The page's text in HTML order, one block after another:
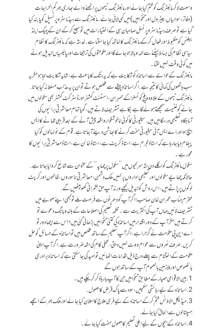
وسعت لاکر مانیٹرنگ کو ختم کیا جائے اور مانیٹرنگ ٹیموں پر اٹھنے والے بھاری بھر کم اخراجات
(دفاتر، سواریاں ، پیٹرول اور تنخواہیں) میں کمی لائی جائے. مانیٹرنگ سے ہیڈ ماسٹر و پرنسپل کو پابند کیا
گیا ہے تو صرف ہیڈ ماسٹر و پرنسل صاحبان ہی کے اختیارات میں توسیع کر کے ان کے چیک اینڈ
بیلنس کو مظبوط اور فعال کرکے مانیٹرنگ کا خاتمہ کیا جا سکتا ہے. خدشہ ہے کہ مانیٹرنگ کا نظام
سیاسی نظام کی بساط لپٹنے سے تہہ و بالا ہو جائے گا اور حکومتوں کی ترجیحات اور پالیسیاں تبدیل ہونے
میں کوئی وقت نہیں لگتا۔
مانیٹرنگ کے حوالے سے اساتذہ کو شکایت ہے کہ یہ ہتک کا باعث ہے، شاید شکایت بجا ہو مگر یہ
سب ہاتھوں کی کمائی کا نتیجہ ہے. اگر اساتذہ پیشے سے مخلص ہوتے تو ان پر یہ عذاب مسلط نہ کیا جاتا.
مانیٹرنگ ٹیموں کے علاوہ ویلج کونسلز کے ممبران، اسسٹنٹ کمشنر اور ڈسٹرکٹ کمشنر بھی سکولوں میں
جانے کو غنیمت سمجھتے ہوئے گاہے بگاہے تشریف لاتے ہیں،گویا تمام معاشرتی برائیوں کی
آماجگاہ تعلیمی درسگاہیں ہیں. سیکیورٹی کا کوئی ناخوشگوار واقعہ پیش آنے کے بعد قریبی تھانے کا ایس
ایچ او اور اے ایس آئی سیکیورٹی سخت کرنے کا بھاشن دینے آجاتا ہے. قوم کے نونہالوں کو کیا
پیغام دیا جارہا ہے کہ استاذ مجرم ہے، استاذ کرپٹ ہے، استاذ خائن ہے، استاذ معاشرتی برائیوں کا
محور ہے۔
سکول مانیٹرنگ کو اگلے دن شہ سرخیوں میں ’’سکول پر چھاپہ ‘‘ کے عنوان سے شائع کروایا جاتا ہے.
حالانکہ چھاپے سکولوں اور تعلیمی اداروں پر نہیں ملک دشمن، معاشرتی ناسوروں، ظالموں اور کرپٹ
لوگوں پر پڑتے ہیں، اس روش کو تبدیل کیجیے ورنہ آپ حق حکمرانی کھو بیٹھیں گے.
محترم جناب عمران خان صاحب! اگر آپ کو دھرنوں سے فرصت ملے تو کبھی اپنے صوبے میں
تشریف لائیں جہاں آپ کی اکثریت ہے۔ محکمہ تعلیم کی اصلاحات کے بلند و بانگ دعوے تو
کرتے ہیں مگر آپ کے دور اقتدار میں اساتذہ کی کتنی تنخواہیں بڑھائی گئی ہیں؟ اس سے اچھا دور تو
اے این پی حکومت نے گزارا ہے، اگر آپ تعلیم کے ساتھ مخلص ہیں تو اساتذہ کے مسائل کو حل
کریں. صرف نعروں سے عوام ووٹ نہیں دیتی، عملی کام کی اشد ضرورت ہے. اگر آپ اپنی
حکومت کے اختتام سے پہلے درج ذیل اقدامات اٹھائیں تو امید کی جاسکتی ہے کہ اساتذہ برادری
بالخصوص اور ملازمین بالعموم آپ کے ساتھ ہوں گے
1. بین الاقوامی معیار کے مطابق تنخواہیں جن کا آپ بارہا ذکر کر چکے ہیں۔
2. اساتذہ کے لیے رہائشی سکیمیں، سود سے پاک قرض کا حصول.
3. میڈیکل الاؤنس ختم کرکے اساتذہ کے لیے فری علاج کا اعلان کیا جائے اور ملک بھر کے اچھے
ہسپتالوں سے الحاق کیا جائے.
4. اساتذہ کے بچوں کے لیے اعلیٰ تعلیم کا حصول مفت کیا جائے۔